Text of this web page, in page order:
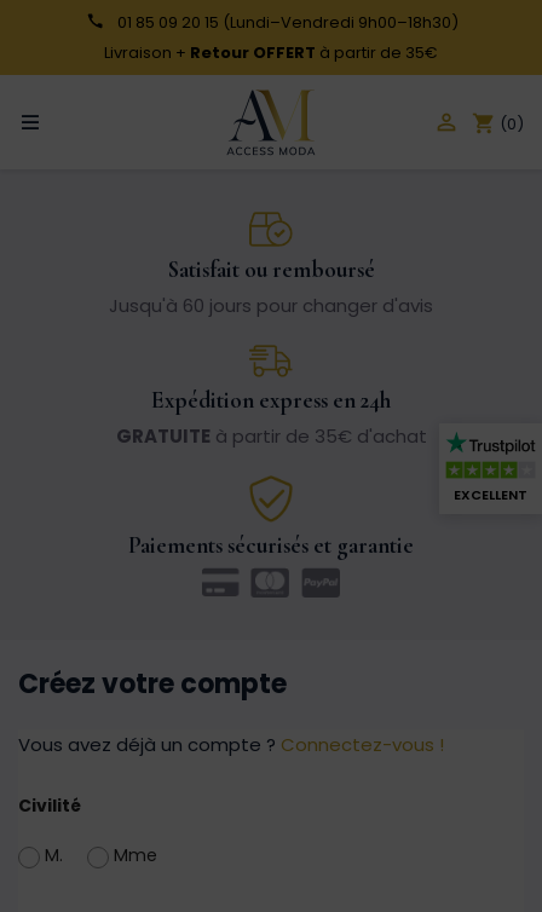
EXCELLENT
01 85 09 20 15 (Lundi–Vendredi 9h00–18h30)
Livraison + Retour OFFERT à partir de 35€
 shopping_cart (0)
Satisfait ou remboursé
Jusqu'à 60 jours pour changer d'avis
Expédition express en 24h
GRATUITE à partir de 35€ d'achat
Paiements sécurisés et garantie
Créez votre compte
Vous avez déjà un compte ? Connectez-vous !
Civilité
M. Mme